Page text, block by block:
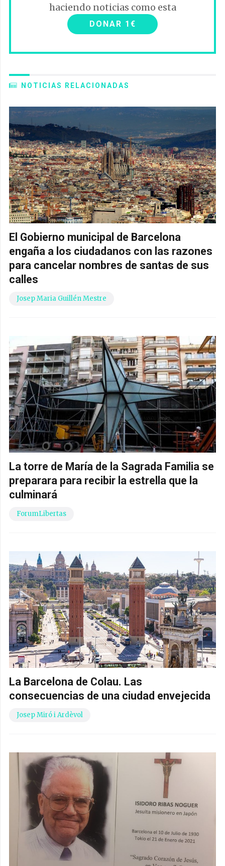
haciendo noticias como esta
DONAR 1€
NOTICIAS RELACIONADAS
El Gobierno municipal de Barcelona
engaña a los ciudadanos con las razones
para cancelar nombres de santas de sus
calles
Josep Maria Guillén Mestre
La torre de María de la Sagrada Familia se
preparara para recibir la estrella que la
culminará
ForumLibertas
La Barcelona de Colau. Las
consecuencias de una ciudad envejecida
Josep Miró i Ardèvol